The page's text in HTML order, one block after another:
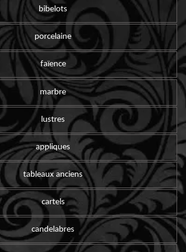
bibelots
porcelaine
faïence
marbre
lustres
appliques
tableaux anciens
cartels
candelabres